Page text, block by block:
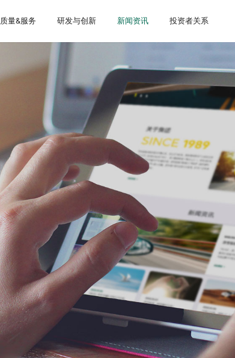
关于我们
荣誉资质
权属公司
船舶 农业机械
质量&服务 研发与创新
体系建设 4.0智慧工厂
新闻资讯 投资者关系